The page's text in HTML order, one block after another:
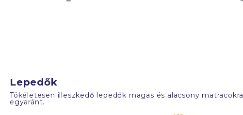
Lepedők
Tökéletesen illeszkedő lepedők magas és alacsony matracokra
egyaránt.